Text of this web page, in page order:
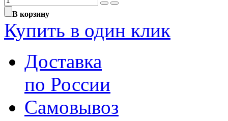
В корзину
Купить в один клик
Доставка
по России
Самовывоз